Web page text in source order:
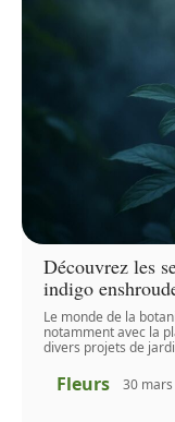
Découvrez les
indigo
Le monde de la
notamment avec la
divers projets de
Fleurs 30